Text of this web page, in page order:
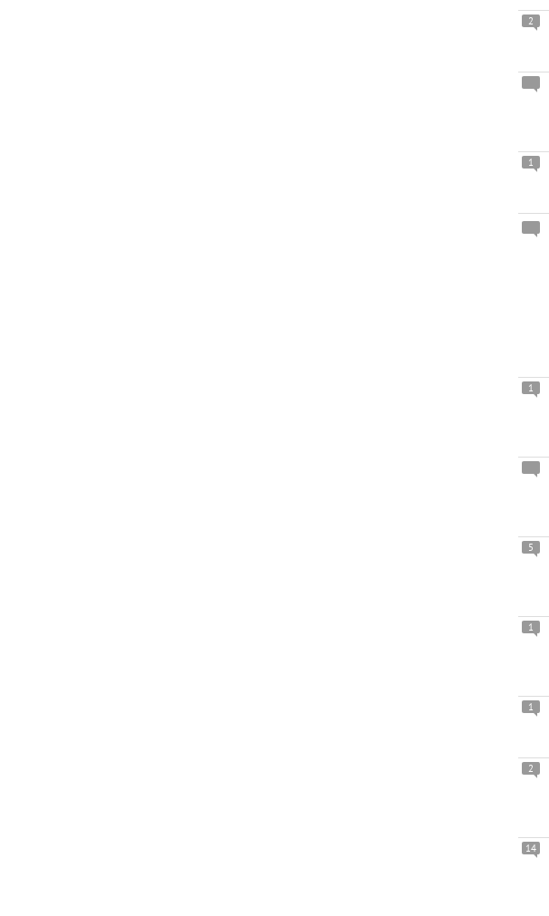
2
1
1
5
1
1
2
14